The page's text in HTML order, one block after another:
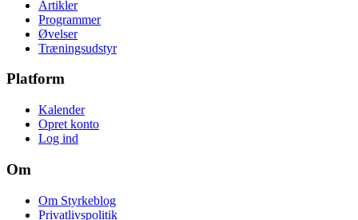
Artikler
Programmer
Øvelser
Træningsudstyr
Platform
Kalender
Opret konto
Log ind
Om
Om Styrkeblog
Privatlivspolitik